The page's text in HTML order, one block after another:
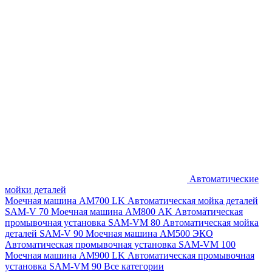
Автоматические
мойки деталей
Моечная машина AM700 LK Автоматическая мойка деталей
SAM-V 70 Моечная машина АМ800 AK Автоматическая
промывочная установка SAM-VM 80 Автоматическая мойка
деталей SAM-V 90 Моечная машина АМ500 ЭКО
Автоматическая промывочная установка SAM-VM 100
Моечная машина AM900 LK Автоматическая промывочная
установка SAM-VM 90 Все категории